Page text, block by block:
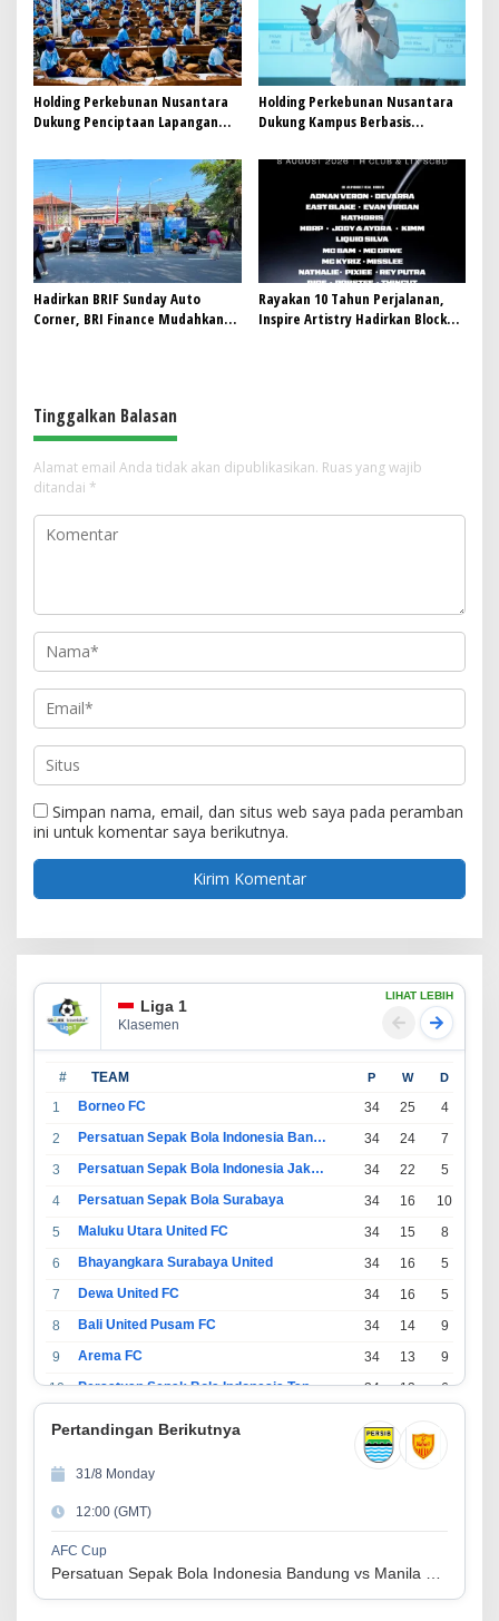
Holding Perkebunan Nusantara
Dukung Penciptaan Lapangan
Pekerja di Pabrik Tembakau
Holding Perkebunan Nusantara
Dukung Kampus Berbasis
Jadi Mahasiswa Angkatan
Pertama Magister ITSI
Hadirkan BRIF Sunday Auto
Corner, BRI Finance Mudahkan
Rayakan 10 Tahun Perjalanan,
Inspire Artistry Hadirkan Block
Tinggalkan Balasan
Alamat email Anda tidak akan dipublikasikan. Ruas yang wajib
ditandai *
Simpan nama, email, dan situs web saya pada peramban
ini untuk komentar saya berikutnya.
Liga 1
Klasemen
LIHAT LEBIH
# TEAM P W D
1 Borneo FC 34 25 4
2
Persatuan Sepak Bola Indonesia Bandung 34 24 7
3
Persatuan Sepak Bola Indonesia Jakarta 34 22 5
4
Persatuan Sepak Bola Surabaya 34 16 10
5
Maluku Utara United FC 34 15 8
6
Bhayangkara Surabaya United 34 16 5
7
Dewa United FC 34 16 5
8
Bali United Pusam FC 34 14 9
9
Arema FC 34 13 9
10
Persatuan Sepak Bola Indonesia Tangerang 34 13 6
34 11
13
14
Madura United FC
15
Persatuan Sepakbola Makassar
16
Persis Solo 34 8 10
Pertandingan Berikutnya
31/8 Monday
12:00 (GMT)
AFC Cup